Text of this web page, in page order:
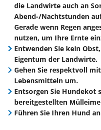
die Landwirte auch an
Abend-/Nachtstunden
Gerade wenn Regen
nutzen, um Ihre Ernte
Entwenden Sie kein
Eigentum der Landwirte.
Gehen Sie respektvoll
Lebensmitteln um.
Entsorgen Sie Hundekot
bereitgestellten
Führen Sie Ihren Hund